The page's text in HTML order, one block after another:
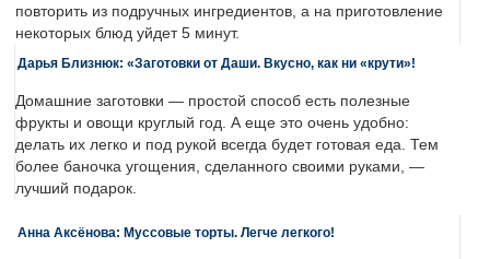
повторить из подручных ингредиентов, а на приготовление
некоторых блюд уйдет 5 минут.
Дарья Близнюк: «Заготовки от Даши. Вкусно, как ни «крути»!
Домашние заготовки — простой способ есть полезные
фрукты и овощи круглый год. А еще это очень удобно:
делать их легко и под рукой всегда будет готовая еда. Тем
более баночка угощения, сделанного своими руками, —
лучший подарок.
Анна Аксёнова: Муссовые торты. Легче легкого!